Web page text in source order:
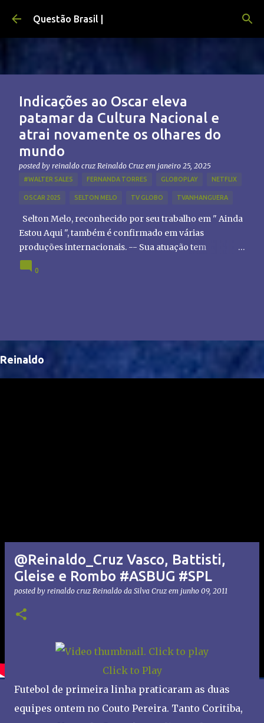
Pular para o conteúdo principal
Questão Brasil |
Indicações ao Oscar eleva
patamar da Cultura Nacional e
atrai novamente os olhares do
mundo
posted by reinaldo cruz Reinaldo Cruz em janeiro 25, 2025
#WALTER SALES FERNANDA TORRES GLOBOPLAY NETFLIX
OSCAR 2025 SELTON MELO TV GLOBO TVANHANGUERA
Selton Melo, reconhecido por seu trabalho em " Ainda
Estou Aqui ", também é confirmado em várias
produções internacionais. -- Sua atuação tem
chamado atenção de diretores e produtores fora do
Brasil, abrindo portas para novas oportunidades no
0
Reinaldo
@Reinaldo_Cruz Vasco, Battisti,
Gleise e Rombo #ASBUG #SPL
posted by reinaldo cruz Reinaldo da Silva Cruz em junho 09, 2011
Click to Play
Futebol de primeira linha praticaram as duas
equipes ontem no Couto Pereira. Tanto Coritiba,